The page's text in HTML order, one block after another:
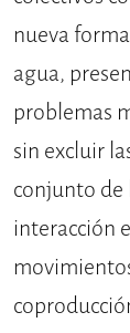
nueva
agua,
problemas
sin excluir
conjunto de
interacción